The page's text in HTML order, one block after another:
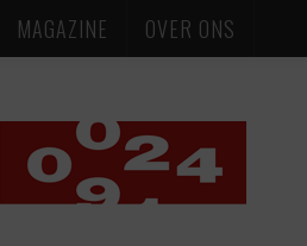
MAGAZINE OVER ONS